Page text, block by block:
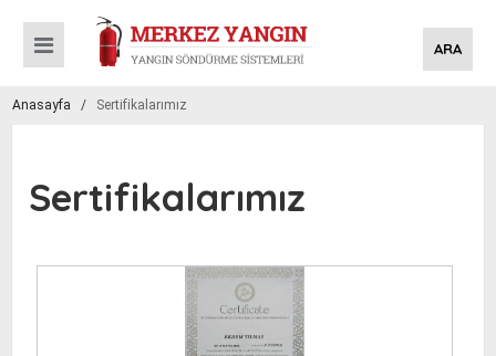
ARA
Anasayfa / Sertifikalarımız
Sertifikalarımız